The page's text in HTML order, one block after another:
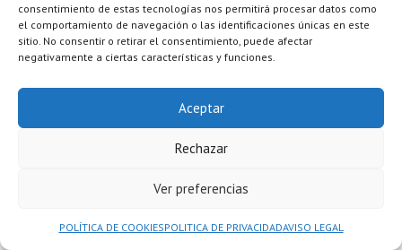
consentimiento de estas tecnologías nos permitirá procesar datos como
el comportamiento de navegación o las identificaciones únicas en este
sitio. No consentir o retirar el consentimiento, puede afectar
negativamente a ciertas características y funciones.
Aceptar
Rechazar
Ver preferencias
POLÍTICA DE COOKIESPOLITICA DE PRIVACIDADAVISO LEGAL
con un buen brindis celebrando los recuerdos creados y las
experiencias vividas.
Tras el almuerzo, pasarán a buscarnos en la posada en
transporte privado dirección al aeropuerto, y ahora sí nos
descubrir y diremos adiós a Brasil con el corazón lleno de
gratitud y la mente repleta de imágenes coloridas.
NOTA IMPORTANTE:El orden de los factores no altera el